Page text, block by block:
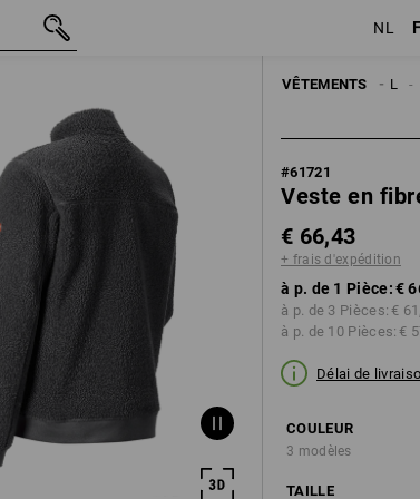
NL
VÊTEMENTS
VESTES DE TRAVAIL
#61721
Veste en
€ 66,43
+ frais d'expédition
à p. de 1 Pièce:€
à p. de 3 Pièces: €
à p. de 10 Pièces: €
Délai de
COULEUR
3 modèles
TAILLE